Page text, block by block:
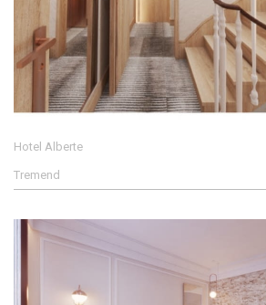
Hotel Alberte
Tremend